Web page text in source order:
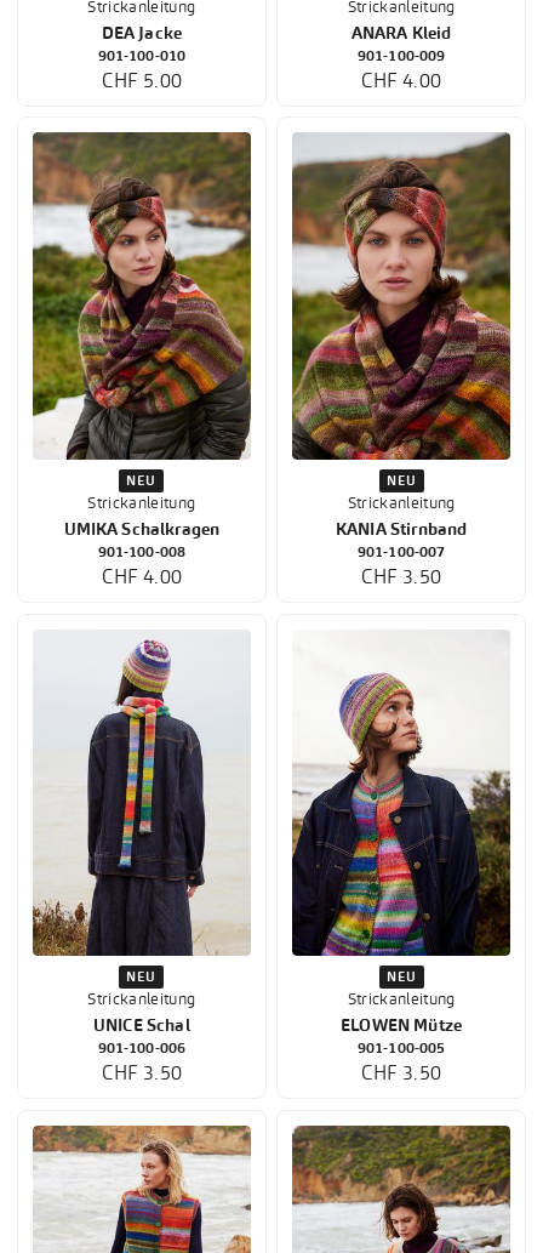
Strickanleitung
DEA Jacke
901-100-010
CHF 5.00
Strickanleitung
ANARA Kleid
901-100-009
CHF 4.00
NEU
Strickanleitung
UMIKA Schalkragen
901-100-008
CHF 4.00
NEU
Strickanleitung
KANIA Stirnband
901-100-007
CHF 3.50
NEU
Strickanleitung
UNICE Schal
901-100-006
CHF 3.50
NEU
Strickanleitung
ELOWEN Mütze
901-100-005
CHF 3.50